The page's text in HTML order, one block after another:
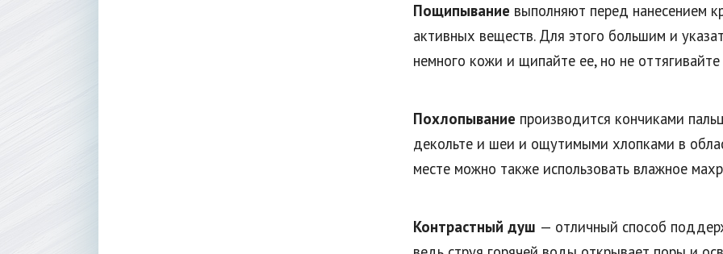
Пощипывание выполняют перед нанесением
активных веществ. Для этого большим и
немного кожи и щипайте ее, но не оттягивайте
Похлопывание производится кончиками
декольте и шеи и ощутимыми хлопками в
месте можно также использовать влажное
Контрастный душ — отличный способ